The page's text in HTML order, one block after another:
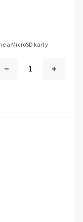
a MicroSD karty